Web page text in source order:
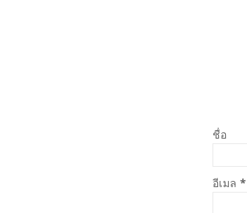
ชื่อ
อีเมล *